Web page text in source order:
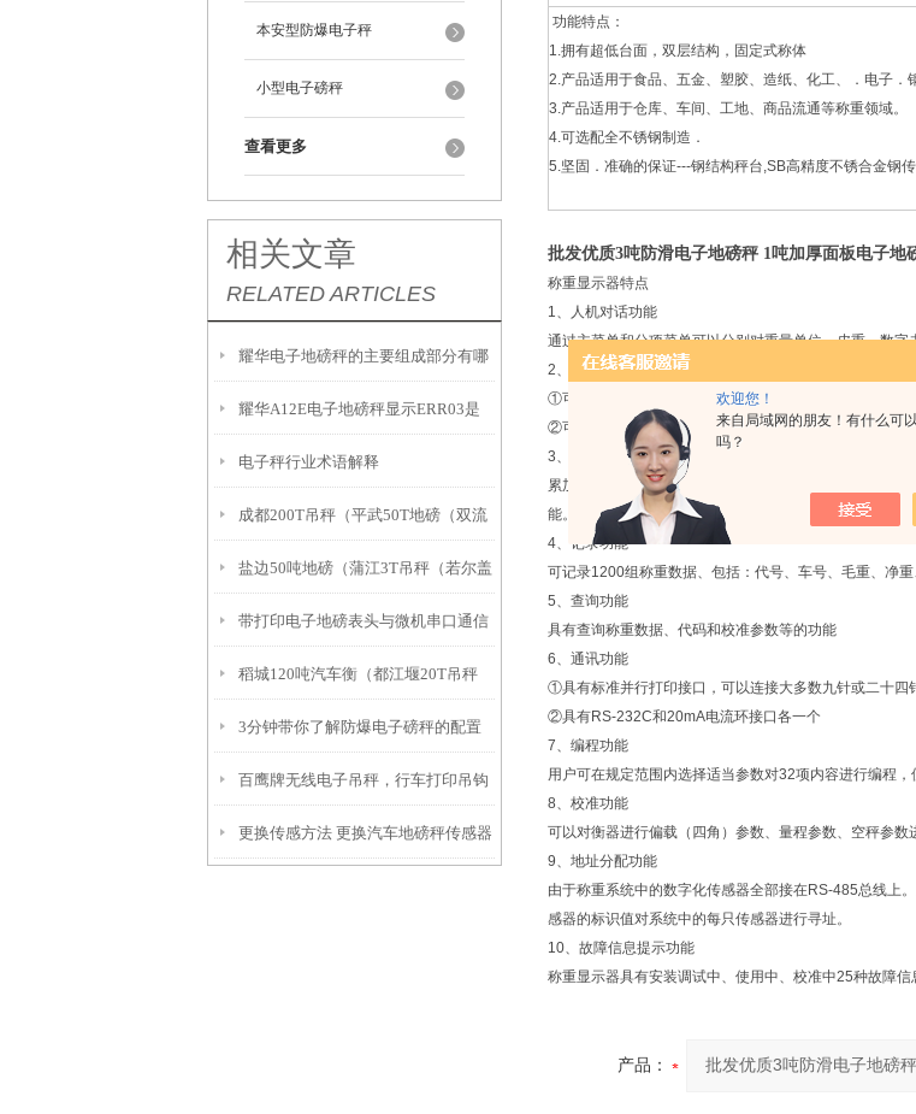
欢迎您！
来自局域网的朋友！有什么可
吗？
本安型防爆电子秤
小型电子磅秤
查看更多
相关文章
RELATED ARTICLES
耀华电子地磅秤的主要组成部分有哪
些？
耀华A12E电子地磅秤显示ERR03是
什么问题
电子秤行业术语解释
成都200T吊秤（平武50T地磅（双流
轨道称）甘孜200吨汽车衡维修
盐边50吨地磅（蒲江3T吊秤（若尔盖
轨道电子称）沿滩120T汽车衡维修
带打印电子地磅表头与微机串口通信
的经验
稻城120吨汽车衡（都江堰20T吊秤
（宝兴200T地磅）石屏汽车衡维修
3分钟带你了解防爆电子磅秤的配置
及适用范围
百鹰牌无线电子吊秤，行车打印吊钩
秤如何校准
更换传感方法 更换汽车地磅秤传感器
功能特点：
1.拥有超低台面，双层结构，固定式称体
2.产品适用于食品、五金、塑胶、造纸、化工、．电子．
3.产品适用于仓库、车间、工地、商品流通等称重领域。
4.可选配全不锈钢制造．
5.坚固．准确的保证---钢结构秤台,SB高精度不锈合金钢
批发优质3吨防滑电子地磅秤 1吨加厚面板电子地
称重显示器特点
1、人机对话功能
通过主菜单和分项菜单可以分别对重量单位、皮重、数字
2、存储功能
①可以用八位数字将 组车号/皮重值存储在仪表中，也
②可以用八位数字将 50
组代码设定值输入仪表中，每组
3、累加功
累加具有
种累加方式：手动累加、自动累加、打印累
能。
4、记录功能
可记录1200组称重数据、包括：代号、车号、毛重、净重
5、查询功能
具有查询称重数据、代码和校准参数等的功能
6、通讯功能
①具有标准并行打印接口，可以连接大多数九针或二十四
②具有RS-232C和20mA电流环接口各一个
7、编程功能
用户可在规定范围内选择适当参数对32项内容进行编程，
8、校准功能
可以对衡器进行偏载（四角）参数、量程参数、空秤参数
9、地址分配功能
由于称重系统中的数字化传感器全部接在RS-485总线上
感器的标识值对系统中的每只传感器进行寻址。
10、故障信息提示功能
称重显示器具有安装调试中、使用中、校准中25种故障信
产品：